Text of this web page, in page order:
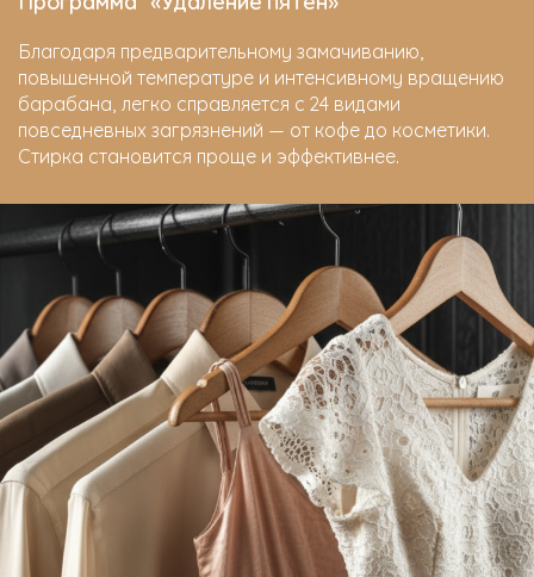
Благодаря предварительному замачиванию,
повышенной температуре и интенсивному вращению
барабана, легко справляется с 24 видами
повседневных загрязнений — от кофе до косметики.
Стирка становится проще и эффективнее.